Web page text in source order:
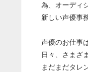
為、オーディ
新しい声優事
声優のお仕事
日々、さまざ
まだまだタレ